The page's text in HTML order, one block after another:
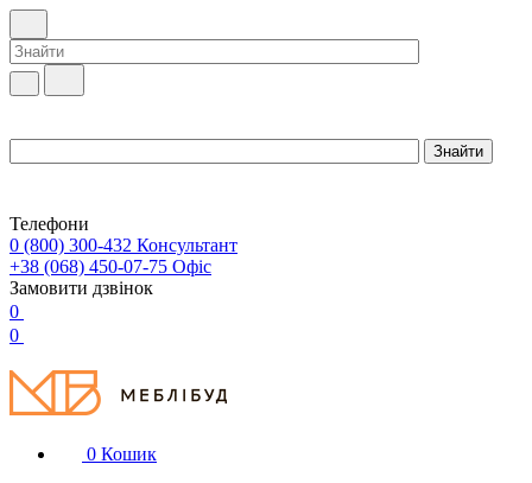
Телефони
0 (800) 300-432 Консультант
+38 (068) 450-07-75 Офіс
Замовити дзвінок
0
0
0 Кошик